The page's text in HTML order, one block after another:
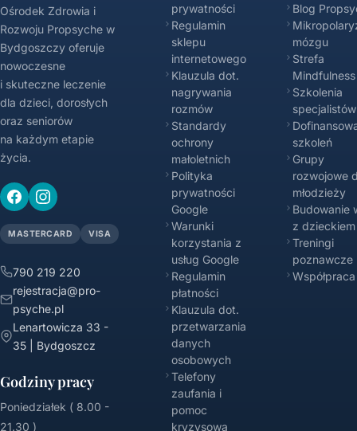
Ośrodek Zdrowia i
Rozwoju Propsyche w
Bydgoszczy oferuje
nowoczesne
i skuteczne leczenie
dla dzieci, dorosłych
oraz seniorów
na każdym etapie
życia.
MASTERCARD VISA
790 219 220
rejestracja@pro-
psyche.pl
Lenartowicza 33 -
35 | Bydgoszcz
Godziny pracy
Poniedziałek ( 8.00 -
21.30 )
prywatności
Regulamin
sklepu
internetowego
Klauzula dot.
nagrywania
rozmów
Standardy
ochrony
małoletnich
Polityka
prywatności
Google
Warunki
korzystania z
usług Google
Regulamin
płatności
Klauzula dot.
przetwarzania
danych
osobowych
Telefony
zaufania i
pomoc
kryzysowa
Blog
mózgu
Strefa
Mindfulness
Szkolenia
specjalistów
szkoleń
Grupy
rozwojowe
młodzieży
Budowanie
z dzieckiem
Treningi
poznawcze
Współpraca